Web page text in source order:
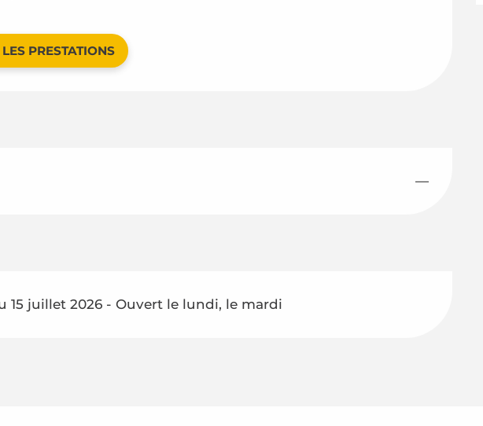
PRESTATIONS
—
15 juillet 2026 - Ouvert le lundi, le mardi